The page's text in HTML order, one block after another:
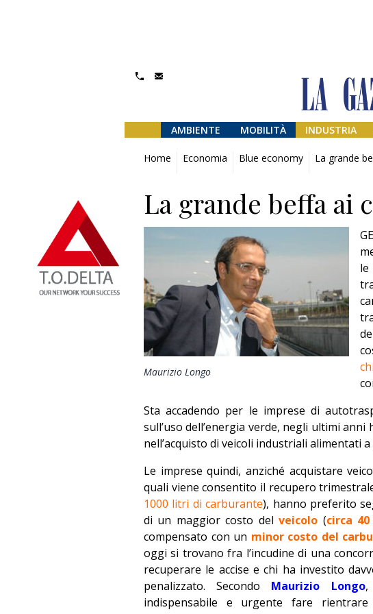
AMBIENTE MOBILITÀ INDUSTRIA
Home Economia Blue economy La grande
La grande beffa ai
Maurizio Longo
Sta accadendo per le imprese di
sull’uso dell’energia verde, negli ultimi
nell’acquisto di veicoli industriali alimentati a
Le imprese quindi, anziché acquistare
quali viene consentito il recupero
1000 litri di carburante), hanno preferito
di un maggior costo delveicolo (circa
compensato con un minor costo del
oggi si trovano fra l’incudine di una
recuperare le accise e chi ha investito
penalizzato. Secondo Maurizio Longo,
indispensabile e urgente fare